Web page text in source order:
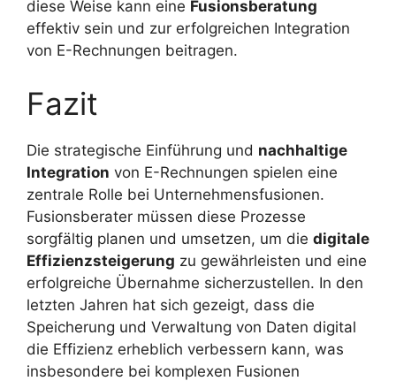
diese Weise kann eine Fusionsberatung
effektiv sein und zur erfolgreichen Integration
von E-Rechnungen beitragen.
Fazit
Die strategische Einführung und nachhaltige
Integration von E-Rechnungen spielen eine
zentrale Rolle bei Unternehmensfusionen.
Fusionsberater müssen diese Prozesse
sorgfältig planen und umsetzen, um die digitale
Effizienzsteigerung zu gewährleisten und eine
erfolgreiche Übernahme sicherzustellen. In den
letzten Jahren hat sich gezeigt, dass die
Speicherung und Verwaltung von Daten digital
die Effizienz erheblich verbessern kann, was
insbesondere bei komplexen Fusionen